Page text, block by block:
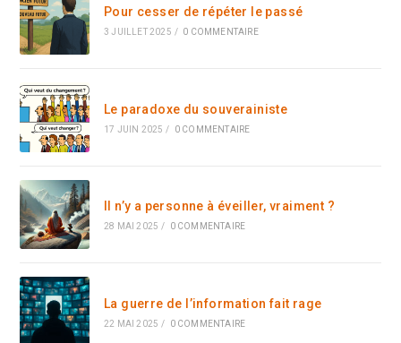
Pour cesser de répéter le passé
3 JUILLET 2025 / 0 COMMENTAIRE
Le paradoxe du souverainiste
17 JUIN 2025 / 0 COMMENTAIRE
Il n’y a personne à éveiller, vraiment ?
28 MAI 2025 / 0 COMMENTAIRE
La guerre de l’information fait rage
22 MAI 2025 / 0 COMMENTAIRE